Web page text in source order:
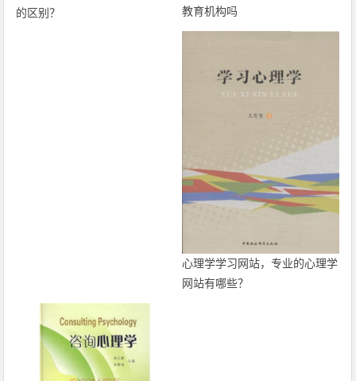
的区别？
教育机构吗
心理学学习网站，专业的心理学
网站有哪些？